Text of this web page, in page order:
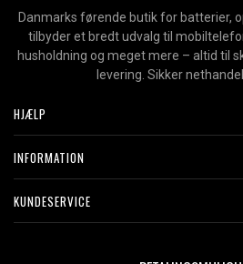
Danmarks førende butik for batterier,
tilbyder et bredt udvalg til
husholdning og meget mere – altid til
levering. Sikker
HJÆLP
INFORMATION
KUNDESERVICE